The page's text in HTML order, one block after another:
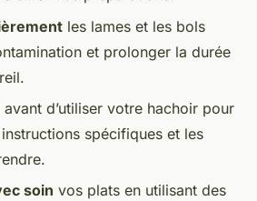
les lames et les bols
et prolonger la durée
avant d’utiliser votre hachoir pour
spécifiques et les
soin vos plats en utilisant des